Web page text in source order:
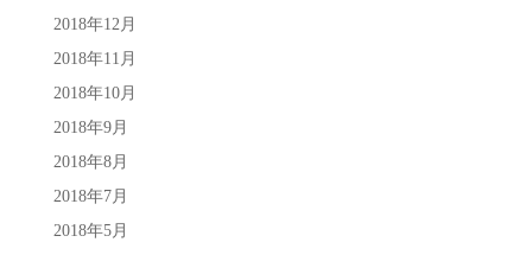
2018年12月
2018年11月
2018年10月
2018年9月
2018年8月
2018年7月
2018年5月